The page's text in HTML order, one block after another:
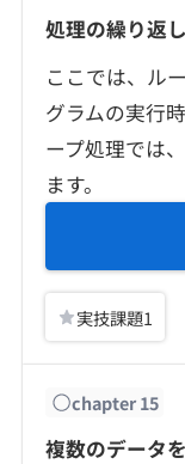
処理の繰り返
ここでは、ル
グラムの実行
ープ処理では
ます。
実技課題1
chapter15
複数のデータ